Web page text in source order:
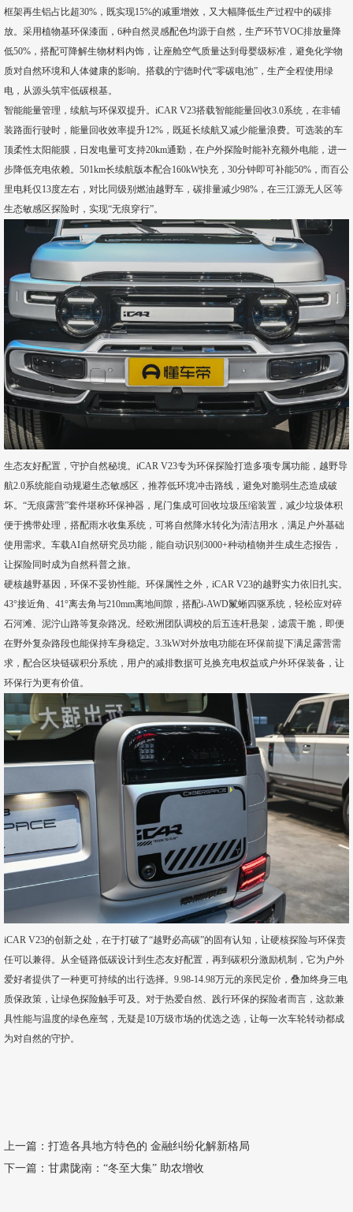
框架再生铝占比超30%，既实现15%的减重增效，又大幅降低生产过程中的碳排
放。采用植物基环保漆面，6种自然灵感配色均源于自然，生产环节VOC排放量降
低50%，搭配可降解生物材料内饰，让座舱空气质量达到母婴级标准，避免化学物
质对自然环境和人体健康的影响。搭载的宁德时代“零碳电池”，生产全程使用绿
电，从源头筑牢低碳根基。
智能能量管理，续航与环保双提升。iCAR V23搭载智能能量回收3.0系统，在非铺
装路面行驶时，能量回收效率提升12%，既延长续航又减少能量浪费。可选装的车
顶柔性太阳能膜，日发电量可支持20km通勤，在户外探险时能补充额外电能，进一
步降低充电依赖。501km长续航版本配合160kW快充，30分钟即可补能50%，而百公
里电耗仅13度左右，对比同级别燃油越野车，碳排量减少98%，在三江源无人区等
生态敏感区探险时，实现“无痕穿行”。
生态友好配置，守护自然秘境。iCAR V23专为环保探险打造多项专属功能，越野导
航2.0系统能自动规避生态敏感区，推荐低环境冲击路线，避免对脆弱生态造成破
坏。“无痕露营”套件堪称环保神器，尾门集成可回收垃圾压缩装置，减少垃圾体积
便于携带处理，搭配雨水收集系统，可将自然降水转化为清洁用水，满足户外基础
使用需求。车载AI自然研究员功能，能自动识别3000+种动植物并生成生态报告，
让探险同时成为自然科普之旅。
硬核越野基因，环保不妥协性能。环保属性之外，iCAR V23的越野实力依旧扎实。
43°接近角、41°离去角与210mm离地间隙，搭配i-AWD鬣蜥四驱系统，轻松应对碎
石河滩、泥泞山路等复杂路况。经欧洲团队调校的后五连杆悬架，滤震干脆，即便
在野外复杂路段也能保持车身稳定。3.3kW对外放电功能在环保前提下满足露营需
求，配合区块链碳积分系统，用户的减排数据可兑换充电权益或户外环保装备，让
环保行为更有价值。
iCAR V23的创新之处，在于打破了“越野必高碳”的固有认知，让硬核探险与环保责
任可以兼得。从全链路低碳设计到生态友好配置，再到碳积分激励机制，它为户外
爱好者提供了一种更可持续的出行选择。9.98-14.98万元的亲民定价，叠加终身三电
质保政策，让绿色探险触手可及。对于热爱自然、践行环保的探险者而言，这款兼
具性能与温度的绿色座驾，无疑是10万级市场的优选之选，让每一次车轮转动都成
为对自然的守护。
上一篇： 打造各具地方特色的 金融纠纷化解新格局
下一篇： 甘肃陇南：“冬至大集” 助农增收